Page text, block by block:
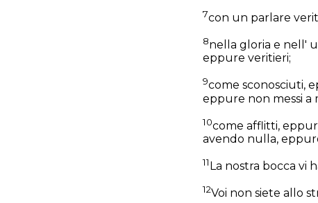
7con un parlare
8nella gloria e nell'
eppure veritieri;
9come sconosciuti,
eppure non messi a
10come afflitti,
avendo nulla,
11 La nostra bocca vi
12Voi non siete allo